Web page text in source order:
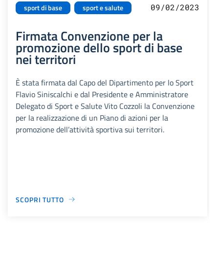
sport di base sport e salute 09/02/2023
Firmata Convenzione per la
promozione dello sport di base
nei territori
È stata firmata dal Capo del Dipartimento per lo Sport
Flavio Siniscalchi e dal Presidente e Amministratore
Delegato di Sport e Salute Vito Cozzoli la Convenzione
per la realizzazione di un Piano di azioni per la
promozione dell’attività sportiva sui territori.
SCOPRI TUTTO